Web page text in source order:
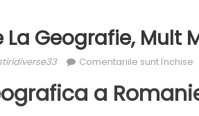
Geografie, Mult
Comentariile sunt închise
a